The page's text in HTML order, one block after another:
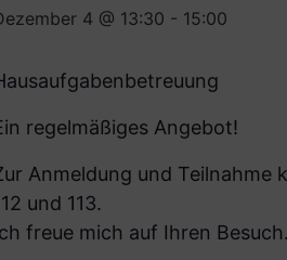
4 @ 13:30 - 15:00
regelmäßiges Angebot!
Anmeldung und Teilnahme
und 113.
freue mich auf Ihren Besuch.